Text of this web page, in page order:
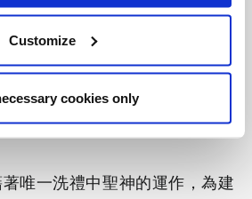
Customize
cookies only
多樣性不是用來彼此對立或競
固與分享，我們的關係將會有
唯一洗禮中聖神的運作，為建